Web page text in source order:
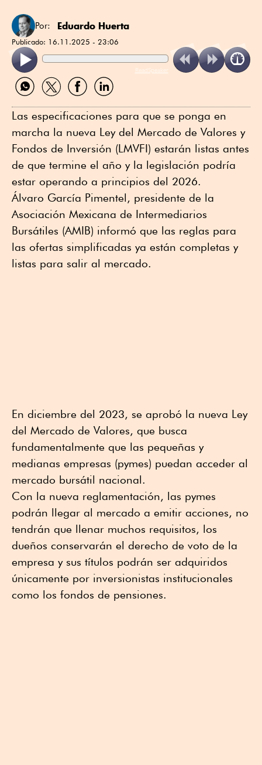
Por: Eduardo Huerta
Publicado: 16.11.2025 - 23:06
ReadSpeaker
Compartir
por
Compartir
por
Compartir
por
Compartir
por
Las especificaciones para que se ponga en
marcha la nueva Ley del Mercado de Valores y
Fondos de Inversión (LMVFI) estarán listas antes
de que termine el año y la legislación podría
estar operando a principios del 2026.
Álvaro García Pimentel, presidente de la
Asociación Mexicana de Intermediarios
Bursátiles (AMIB) informó que las reglas para
las ofertas simplificadas ya están completas y
listas para salir al mercado.
En diciembre del 2023, se aprobó la nueva Ley
del Mercado de Valores, que busca
fundamentalmente que las pequeñas y
medianas empresas (pymes) puedan acceder al
mercado bursátil nacional.
Con la nueva reglamentación, las pymes
podrán llegar al mercado a emitir acciones, no
tendrán que llenar muchos requisitos, los
dueños conservarán el derecho de voto de la
empresa y sus títulos podrán ser adquiridos
únicamente por inversionistas institucionales
como los fondos de pensiones.